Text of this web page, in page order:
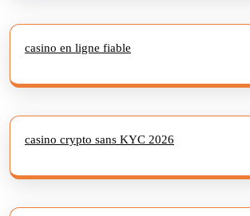
casino en ligne fiable
casino crypto sans KYC 2026